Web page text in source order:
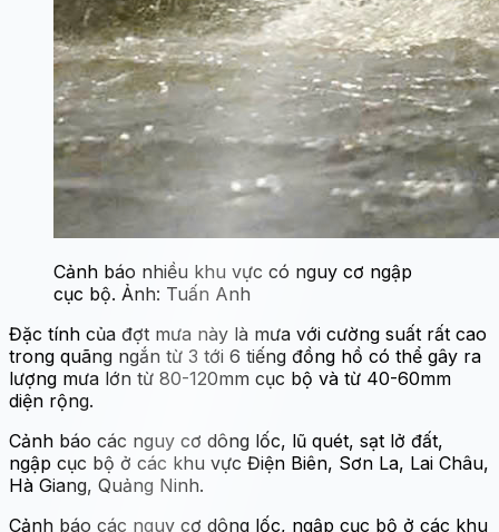
Cảnh báo nhiều khu vực có nguy cơ ngập
cục bộ. Ảnh: Tuấn Anh
Đặc tính của đợt mưa này là mưa với cường suất rất cao
trong quãng ngắn từ 3 tới 6 tiếng đồng hồ có thể gây ra
lượng mưa lớn từ 80-120mm cục bộ và từ 40-60mm
diện rộng.
Cảnh báo các nguy cơ dông lốc, lũ quét, sạt lở đất,
ngập cục bộ ở các khu vực Điện Biên, Sơn La, Lai Châu,
Hà Giang, Quảng Ninh.
Cảnh báo các nguy cơ dông lốc, ngập cục bộ ở các khu